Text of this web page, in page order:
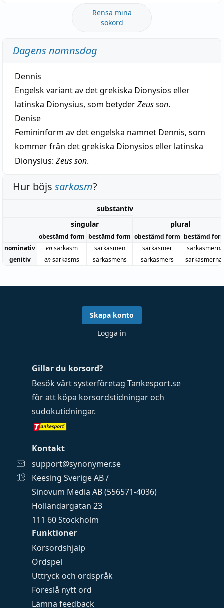
Rensa mina
sökord
Dagens namnsdag
Dennis
Engelsk variant av det grekiska Dionysios eller
latinska Dionysius, som betyderZeus son.
Denise
Femininform av det engelska namnet Dennis, som
kommer från det grekiska Dionysios eller latinska
Dionysius: Zeus son.
Hur böjs sarkasm?
substantiv
singular
plural
obestämd form bestämd form obestämd form bestämd
nominativ
ensarkasm sarkasmen sarkasmer
sarkasmerna
genitiv
ensarkasms sarkasmens sarkasmers
Funktioner
Korsordshjälp
Ordspel
Uttryck och ordspråk
Föreslå nytt ord
Lämna feedback
Gillar du korsord?
Besök vårt systerföretag Tankesport.se
för att köpa korsordstidningar och
sudokutidningar.
Kontakt
support@synonymer.se
Keesing Sverige AB /
Sinovum Media AB (556571-4036)
Holländargatan 23
111 60 Stockholm
Skapa konto
Logga in